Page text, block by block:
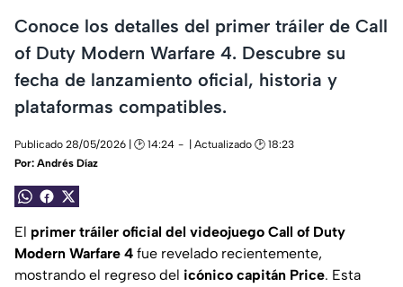
Conoce los detalles del primer tráiler de Call
of Duty Modern Warfare 4. Descubre su
fecha de lanzamiento oficial, historia y
plataformas compatibles.
Publicado 28/05/2026 | 🕑 14:24
| Actualizado 🕑 18:23
Por: Andrés Díaz
El primer tráiler oficial del videojuego Call of Duty
Modern Warfare 4 fue revelado recientemente,
mostrando el regreso del icónico capitán Price. Esta